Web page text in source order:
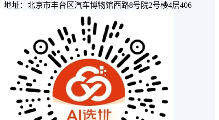
地址：北京市丰台区汽车博物馆西路8号院2号楼4层406